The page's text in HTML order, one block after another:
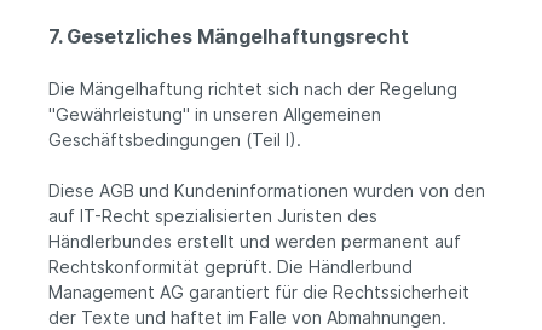
7. Gesetzliches Mängelhaftungsrecht
Die Mängelhaftung richtet sich nach der Regelung
"Gewährleistung" in unseren Allgemeinen
Geschäftsbedingungen (Teil I).
Diese AGB und Kundeninformationen wurden von den
auf IT-Recht spezialisierten Juristen des
Händlerbundes erstellt und werden permanent auf
Rechtskonformität geprüft. Die Händlerbund
Management AG garantiert für die Rechtssicherheit
der Texte und haftet im Falle von Abmahnungen.